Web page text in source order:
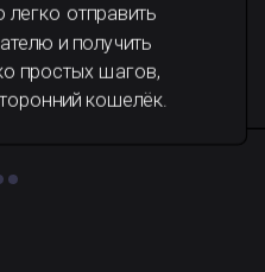
отправить
и получить
простых шагов,
кошелёк.